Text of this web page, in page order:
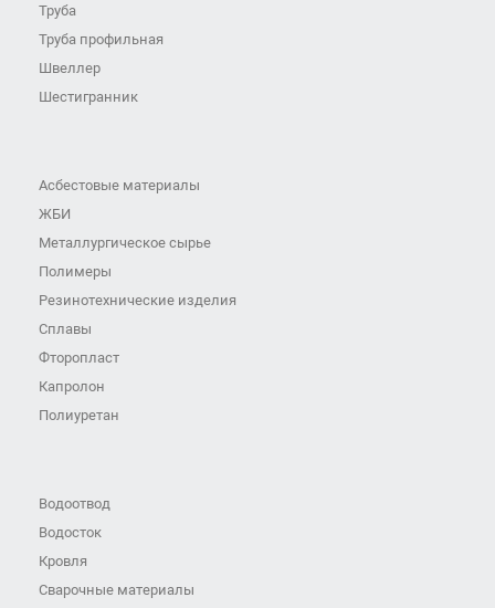
Труба
Труба профильная
Швеллер
Шестигранник
Асбестовые материалы
ЖБИ
Металлургическое сырье
Полимеры
Резинотехнические изделия
Сплавы
Фторопласт
Капролон
Полиуретан
Водоотвод
Водосток
Кровля
Сварочные материалы